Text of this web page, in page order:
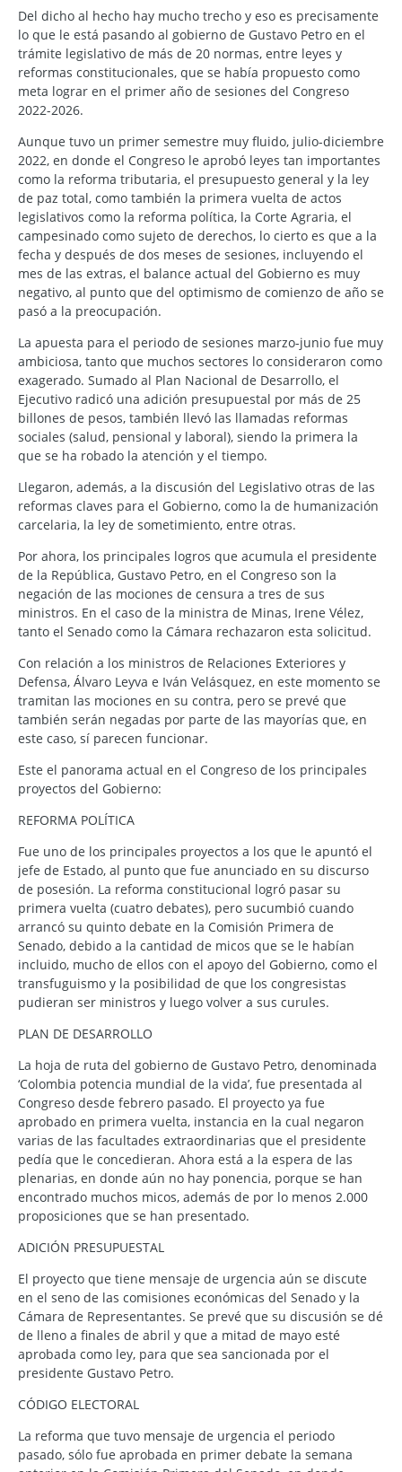
Del dicho al hecho hay mucho trecho y eso es precisamente
lo que le está pasando al gobierno de Gustavo Petro en el
trámite legislativo de más de 20 normas, entre leyes y
reformas constitucionales, que se había propuesto como
meta lograr en el primer año de sesiones del Congreso
2022-2026.
Aunque tuvo un primer semestre muy fluido, julio-diciembre
2022, en donde el Congreso le aprobó leyes tan importantes
como la reforma tributaria, el presupuesto general y la ley
de paz total, como también la primera vuelta de actos
legislativos como la reforma política, la Corte Agraria, el
campesinado como sujeto de derechos, lo cierto es que a la
fecha y después de dos meses de sesiones, incluyendo el
mes de las extras, el balance actual del Gobierno es muy
negativo, al punto que del optimismo de comienzo de año se
pasó a la preocupación.
La apuesta para el periodo de sesiones marzo-junio fue muy
ambiciosa, tanto que muchos sectores lo consideraron como
exagerado. Sumado al Plan Nacional de Desarrollo, el
Ejecutivo radicó una adición presupuestal por más de 25
billones de pesos, también llevó las llamadas reformas
sociales (salud, pensional y laboral), siendo la primera la
que se ha robado la atención y el tiempo.
Llegaron, además, a la discusión del Legislativo otras de las
reformas claves para el Gobierno, como la de humanización
carcelaria, la ley de sometimiento, entre otras.
Por ahora, los principales logros que acumula el presidente
de la República, Gustavo Petro, en el Congreso son la
negación de las mociones de censura a tres de sus
ministros. En el caso de la ministra de Minas, Irene Vélez,
tanto el Senado como la Cámara rechazaron esta solicitud.
Con relación a los ministros de Relaciones Exteriores y
Defensa, Álvaro Leyva e Iván Velásquez, en este momento se
tramitan las mociones en su contra, pero se prevé que
también serán negadas por parte de las mayorías que, en
este caso, sí parecen funcionar.
Este el panorama actual en el Congreso de los principales
proyectos del Gobierno:
REFORMA POLÍTICA
Fue uno de los principales proyectos a los que le apuntó el
jefe de Estado, al punto que fue anunciado en su discurso
de posesión. La reforma constitucional logró pasar su
primera vuelta (cuatro debates), pero sucumbió cuando
arrancó su quinto debate en la Comisión Primera de
Senado, debido a la cantidad de micos que se le habían
incluido, mucho de ellos con el apoyo del Gobierno, como el
transfuguismo y la posibilidad de que los congresistas
pudieran ser ministros y luego volver a sus curules.
PLAN DE DESARROLLO
La hoja de ruta del gobierno de Gustavo Petro, denominada
‘Colombia potencia mundial de la vida’, fue presentada al
Congreso desde febrero pasado. El proyecto ya fue
aprobado en primera vuelta, instancia en la cual negaron
varias de las facultades extraordinarias que el presidente
pedía que le concedieran. Ahora está a la espera de las
plenarias, en donde aún no hay ponencia, porque se han
encontrado muchos micos, además de por lo menos 2.000
proposiciones que se han presentado.
ADICIÓN PRESUPUESTAL
El proyecto que tiene mensaje de urgencia aún se discute
en el seno de las comisiones económicas del Senado y la
Cámara de Representantes. Se prevé que su discusión se dé
de lleno a finales de abril y que a mitad de mayo esté
aprobada como ley, para que sea sancionada por el
presidente Gustavo Petro.
CÓDIGO ELECTORAL
La reforma que tuvo mensaje de urgencia el periodo
pasado, sólo fue aprobada en primer debate la semana